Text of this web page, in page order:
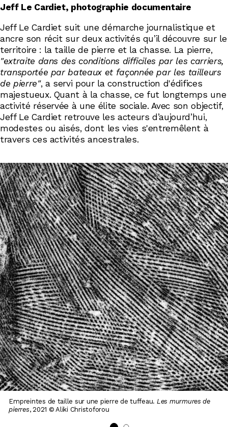
Jeff Le Cardiet, photographie documentaire
Jeff Le Cardiet suit une démarche journalistique et
ancre son récit sur deux activités qu’il découvre sur le
territoire : la taille de pierre et la chasse. La pierre,
"extraite dans des conditions difficiles par les carriers,
transportée par bateaux et façonnée par les tailleurs
de pierre", a servi pour la construction d'édifices
majestueux. Quant à la chasse, ce fut longtemps une
activité réservée à une élite sociale. Avec son objectif,
Jeff Le Cardiet retrouve les acteurs d’aujourd’hui,
modestes ou aisés, dont les vies s'entremêlent à
travers ces activités ancestrales.
Empreintes de taille sur une pierre de tuffeau. Les murmures de
pierres, 2021 © Aliki Christoforou